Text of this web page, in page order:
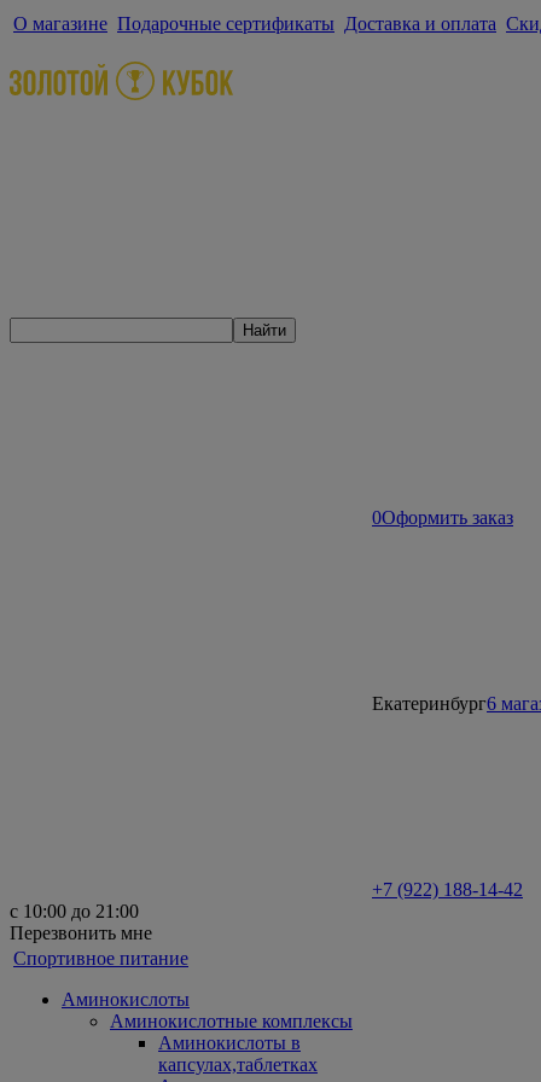
О магазине Подарочные сертификаты Доставка и оплата
Найти
0Оформить заказ
Екатеринбург6
+7 (922) 188-14-42
с 10:00 до 21:00
Перезвонить мне
Спортивное питание
Аминокислоты
Аминокислотные комплексы
Аминокислоты в
капсулах,таблетках